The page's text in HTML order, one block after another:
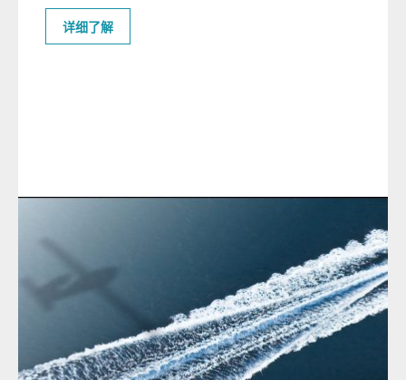
详细了解